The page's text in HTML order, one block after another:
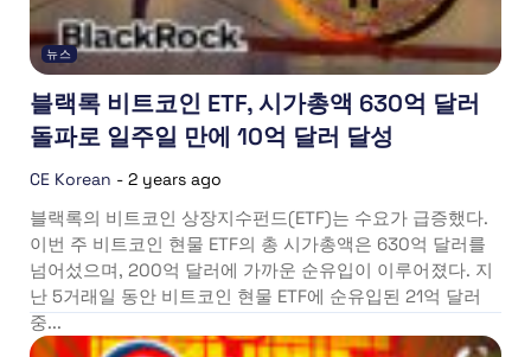
뉴스
블랙록 비트코인 ETF, 시가총액 630억 달러
돌파로 일주일 만에 10억 달러 달성
CE Korean - 2 years ago
블랙록의 비트코인 상장지수펀드(ETF)는 수요가 급증했다.
이번 주 비트코인 현물 ETF의 총 시가총액은 630억 달러를
넘어섰으며, 200억 달러에 가까운 순유입이 이루어졌다. 지
난 5거래일 동안 비트코인 현물 ETF에 순유입된 21억 달러
중...